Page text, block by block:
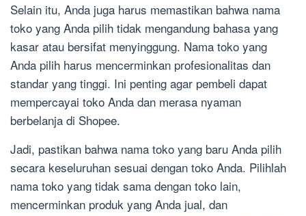
Selain itu, Anda juga harus memastikan bahwa nama
toko yang Anda pilih tidak mengandung bahasa yang
kasar atau bersifat menyinggung. Nama toko yang
Anda pilih harus mencerminkan profesionalitas dan
standar yang tinggi. Ini penting agar pembeli dapat
mempercayai toko Anda dan merasa nyaman
berbelanja di Shopee.
Jadi, pastikan bahwa nama toko yang baru Anda pilih
secara keseluruhan sesuai dengan toko Anda. Pilihlah
nama toko yang tidak sama dengan toko lain,
mencerminkan produk yang Anda jual, dan